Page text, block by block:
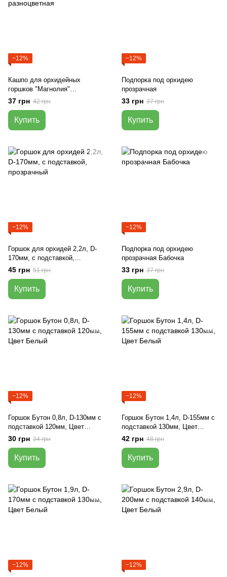
−12%
Кашпо для орхидейных
горшков "Магнолия"
разноцветная
37 грн 42 грн
Купить
−12%
Подпорка под орхидею
прозрачная
33 грн 37 грн
Купить
−12%
Горшок для орхидей 2,2л, D-
170мм, с подставкой,
прозрачный
45 грн 51 грн
Купить
−12%
Подпорка под орхидею
прозрачная Бабочка
33 грн 37 грн
Купить
−12%
Горшок Бутон 0,8л, D-130мм с
подставкой 120мм, Цвет
Белый
30 грн 34 грн
Купить
−12%
Горшок Бутон 1,4л, D-155мм с
подставкой 130мм, Цвет
Белый
42 грн 48 грн
Купить
−12% −12%